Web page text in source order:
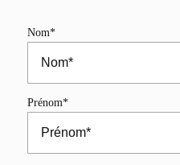
Nom*
Prénom*